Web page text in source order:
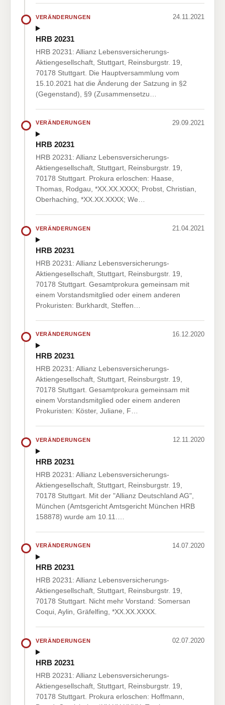
VERÄNDERUNGEN 24.11.2021
HRB 20231
HRB 20231: Allianz Lebensversicherungs-
Aktiengesellschaft, Stuttgart, Reinsburgstr. 19,
70178 Stuttgart. Die Hauptversammlung vom
15.10.2021 hat die Änderung der Satzung in §2
(Gegenstand), §9 (Zusammensetzu…
VERÄNDERUNGEN 29.09.2021
HRB 20231
HRB 20231: Allianz Lebensversicherungs-
Aktiengesellschaft, Stuttgart, Reinsburgstr. 19,
70178 Stuttgart. Prokura erloschen: Haase,
Thomas, Rodgau, *XX.XX.XXXX; Probst, Christian,
Oberhaching, *XX.XX.XXXX; We…
VERÄNDERUNGEN 21.04.2021
HRB 20231
HRB 20231: Allianz Lebensversicherungs-
Aktiengesellschaft, Stuttgart, Reinsburgstr. 19,
70178 Stuttgart. Gesamtprokura gemeinsam mit
einem Vorstandsmitglied oder einem anderen
Prokuristen: Burkhardt, Steffen…
VERÄNDERUNGEN 16.12.2020
HRB 20231
HRB 20231: Allianz Lebensversicherungs-
Aktiengesellschaft, Stuttgart, Reinsburgstr. 19,
70178 Stuttgart. Gesamtprokura gemeinsam mit
einem Vorstandsmitglied oder einem anderen
Prokuristen: Köster, Juliane, F…
VERÄNDERUNGEN 12.11.2020
HRB 20231
HRB 20231: Allianz Lebensversicherungs-
Aktiengesellschaft, Stuttgart, Reinsburgstr. 19,
70178 Stuttgart. Mit der "Allianz Deutschland AG",
München (Amtsgericht Amtsgericht München HRB
158878) wurde am 10.11.…
VERÄNDERUNGEN 14.07.2020
HRB 20231
HRB 20231: Allianz Lebensversicherungs-
Aktiengesellschaft, Stuttgart, Reinsburgstr. 19,
70178 Stuttgart. Nicht mehr Vorstand: Somersan
Coqui, Aylin, Gräfelfing, *XX.XX.XXXX.
VERÄNDERUNGEN 02.07.2020
HRB 20231
HRB 20231: Allianz Lebensversicherungs-
Aktiengesellschaft, Stuttgart, Reinsburgstr. 19,
70178 Stuttgart. Prokura erloschen: Hoffmann,